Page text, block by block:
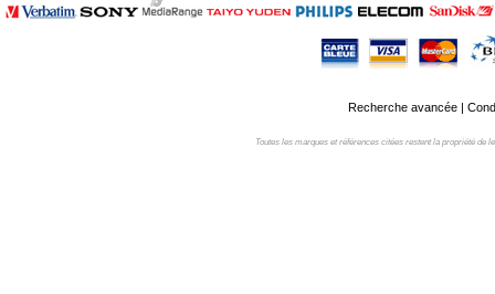
Recherche avancée|
Toutes les marques et références citées restent la propriété de